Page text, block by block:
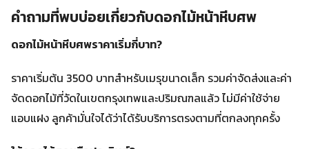
คำถามที่พบบ่อยเกี่ยวกับดอกไม้หน้าหีบศพ
ดอกไม้หน้าหีบศพราคาเริ่มกี่บาท?
ราคาเริ่มต้น 3500 บาทสำหรับเมรุขนาดเล็ก รวมค่าจัดส่งและค่า
จัดดอกไม้ที่วัดในเขตกรุงเทพและปริมณฑลแล้ว ไม่มีค่าใช้จ่าย
แอบแฝง ลูกค้ามั่นใจได้ว่าได้รับบริการตรงตามที่ตกลงทุกครั้ง